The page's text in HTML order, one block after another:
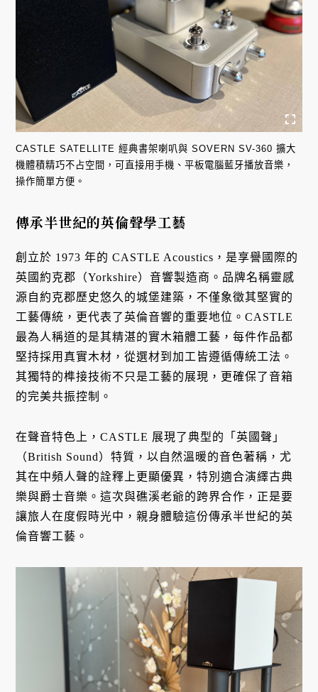
CASTLE SATELLITE 經典書架喇叭與 SOVERN SV-360 擴大
機體積精巧不占空間，可直接用手機、平板電腦藍牙播放音樂，
操作簡單方便。
傳承半世紀的英倫聲學工藝
創立於 1973 年的 CASTLE Acoustics，是享譽國際的
英國約克郡（Yorkshire）音響製造商。品牌名稱靈感
源自約克郡歷史悠久的城堡建築，不僅象徵其堅實的
工藝傳統，更代表了英倫音響的重要地位。CASTLE
最為人稱道的是其精湛的實木箱體工藝，每件作品都
堅持採用真實木材，從選材到加工皆遵循傳統工法。
其獨特的榫接技術不只是工藝的展現，更確保了音箱
的完美共振控制。
在聲音特色上，CASTLE 展現了典型的「英國聲」
（British Sound）特質，以自然溫暖的音色著稱，尤
其在中頻人聲的詮釋上更顯優異，特別適合演繹古典
樂與爵士音樂。這次與礁溪老爺的跨界合作，正是要
讓旅人在度假時光中，親身體驗這份傳承半世紀的英
倫音響工藝。